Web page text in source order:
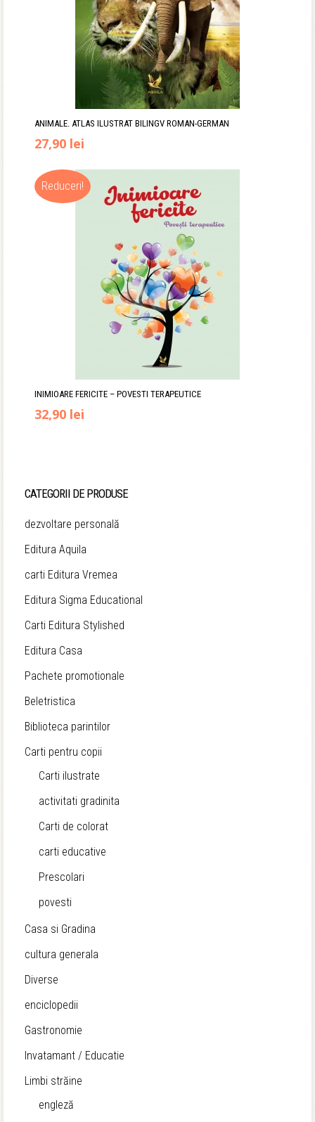
ANIMALE. ATLAS ILUSTRAT BILINGV ROMAN-GERMAN
Prețul
inițial
a
27,90 lei
curent
este:
27,90 lei.
Reduceri!
INIMIOARE FERICITE – POVESTI TERAPEUTICE
Prețul
fost:
32,90 lei
32,90 lei.
CATEGORII DE PRODUSE
dezvoltare personală
Editura Aquila
carti Editura Vremea
Editura Sigma Educational
Carti Editura Stylished
Editura Casa
Pachete promotionale
Beletristica
Biblioteca parintilor
Carti pentru copii
Carti ilustrate
activitati gradinita
Carti de colorat
carti educative
Prescolari
povesti
Casa si Gradina
cultura generala
Diverse
enciclopedii
Gastronomie
Invatamant / Educatie
Limbi străine
engleză